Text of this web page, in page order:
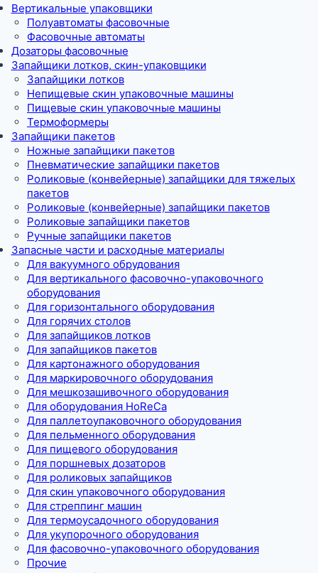
Вертикальные упаковщики
Полуавтоматы фасовочные
Фасовочные автоматы
Дозаторы фасовочные
Запайщики лотков, скин-упаковщики
Запайщики лотков
Непищевые скин упаковочные машины
Пищевые скин упаковочные машины
Термоформеры
Запайщики пакетов
Ножные запайщики пакетов
Пневматические запайщики пакетов
Роликовые (конвейерные) запайщики для тяжелых
пакетов
Роликовые (конвейерные) запайщики пакетов
Роликовые запайщики пакетов
Ручные запайщики пакетов
Запасные части и расходные материалы
Для вакуумного обрудования
Для вертикального фасовочно-упаковочного
оборудования
Для горизонтального оборудования
Для горячих столов
Для запайщиков лотков
Для запайщиков пакетов
Для картонажного оборудования
Для маркировочного оборудования
Для мешкозашивочного оборудования
Для оборудования HoReCa
Для паллетоупаковочного оборудования
Для пельменного оборудования
Для пищевого оборудования
Для поршневых дозаторов
Для роликовых запайщиков
Для скин упаковочного оборудования
Для стреппинг машин
Для термоусадочного оборудования
Для укупорочного оборудования
Для фасовочно-упаковочного оборудования
Прочие